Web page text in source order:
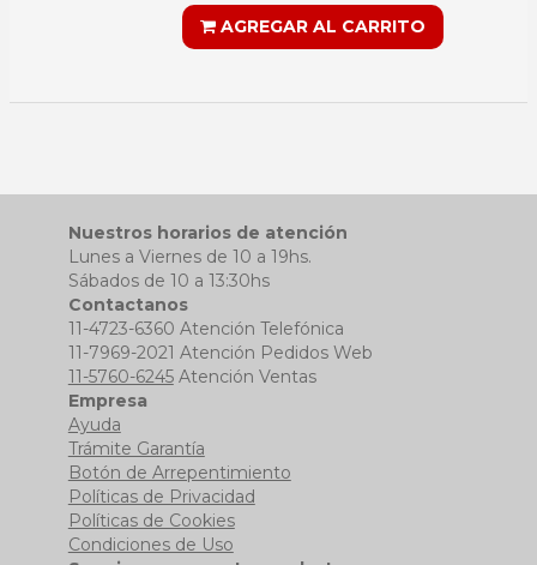
AGREGAR AL CARRITO
Nuestros horarios de atención
Lunes a Viernes de 10 a 19hs.
Sábados de 10 a 13:30hs
Contactanos
11-4723-6360 Atención Telefónica
11-7969-2021 Atención Pedidos Web
11-5760-6245Atención Ventas
Empresa
Ayuda
Trámite Garantía
Botón de Arrepentimiento
Políticas de Privacidad
Políticas de Cookies
Condiciones de Uso